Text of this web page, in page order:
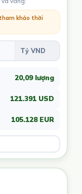
tham khảo thời
20,09 lượng
121.391 USD
105.128 EUR